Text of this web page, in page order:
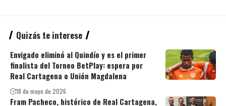
Quizás te interese
Envigado eliminó al Quindío y es el primer
finalista del Torneo BetPlay: espera por
Real Cartagena o Unión Magdalena
18 de mayo de 2026
Fram Pacheco, histórico de Real Cartagena,